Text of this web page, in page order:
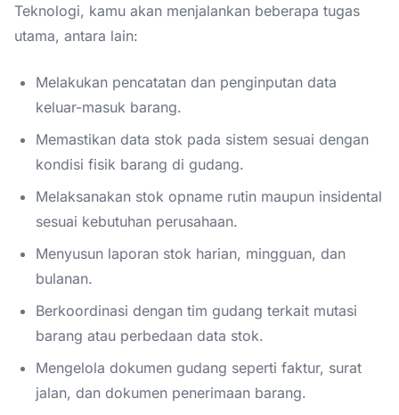
Teknologi, kamu akan menjalankan beberapa tugas
utama, antara lain:
Melakukan pencatatan dan penginputan data
keluar-masuk barang.
Memastikan data stok pada sistem sesuai dengan
kondisi fisik barang di gudang.
Melaksanakan stok opname rutin maupun insidental
sesuai kebutuhan perusahaan.
Menyusun laporan stok harian, mingguan, dan
bulanan.
Berkoordinasi dengan tim gudang terkait mutasi
barang atau perbedaan data stok.
Mengelola dokumen gudang seperti faktur, surat
jalan, dan dokumen penerimaan barang.